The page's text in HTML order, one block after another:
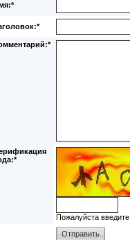
Пожалуйста